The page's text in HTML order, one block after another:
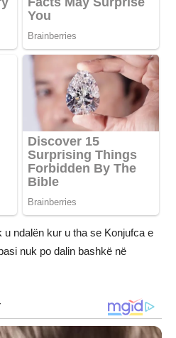
ndalën kur u tha se Konjufca e
nuk po dalin bashkë në